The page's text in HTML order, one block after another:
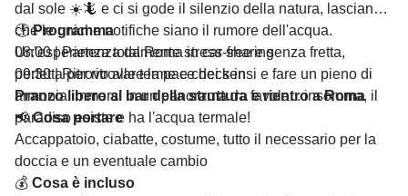
dal sole ☀️🦎 e ci si gode il silenzio della natura, lasciando
che le uniche notifiche siano il rumore dell'acqua.
Un’esperienza totalmente stress-free e senza fretta,
perfetta per ritrovare la pace dei sensi e fare un pieno di
armonia immersi in un panorama da favola... insomma, il
paradiso esiste e ha l'acqua termale!
🕒Programma
08:00 | Partenza da Roma in car sharing
09:30 | Ritrovo alle terme e check-in
Pranzo libero al bar della struttura e rientro a Roma
📢Cosa portare
Accappatoio, ciabatte, costume, tutto il necessario per la
doccia e un eventuale cambio
💰 Cosa è incluso